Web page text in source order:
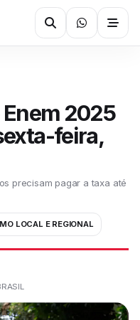
2025
feira,
precisam pagar a taxa até
LOCAL E REGIONAL